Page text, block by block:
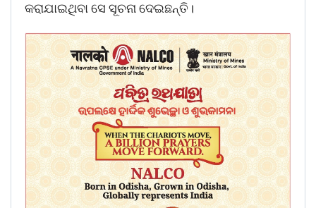
କରାଯାଇଥିବା ସେ ସୂଚନା ଦେଇଛନ୍ତି।